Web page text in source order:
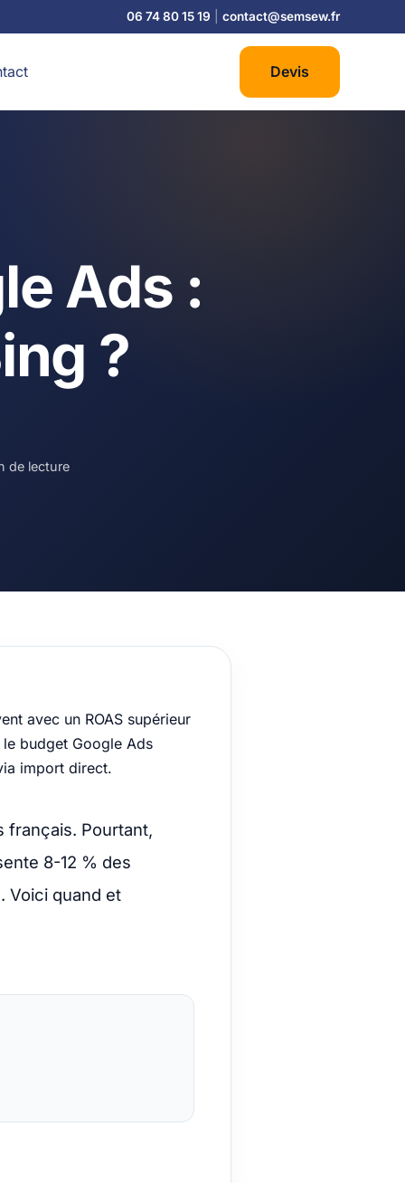
06 74 80 15 19 contact@semsew.fr
Devis
Ads :
?
de lecture
avec un ROAS supérieur
budget Google Ads
import direct.
français. Pourtant,
8-12 % des
Voici quand et